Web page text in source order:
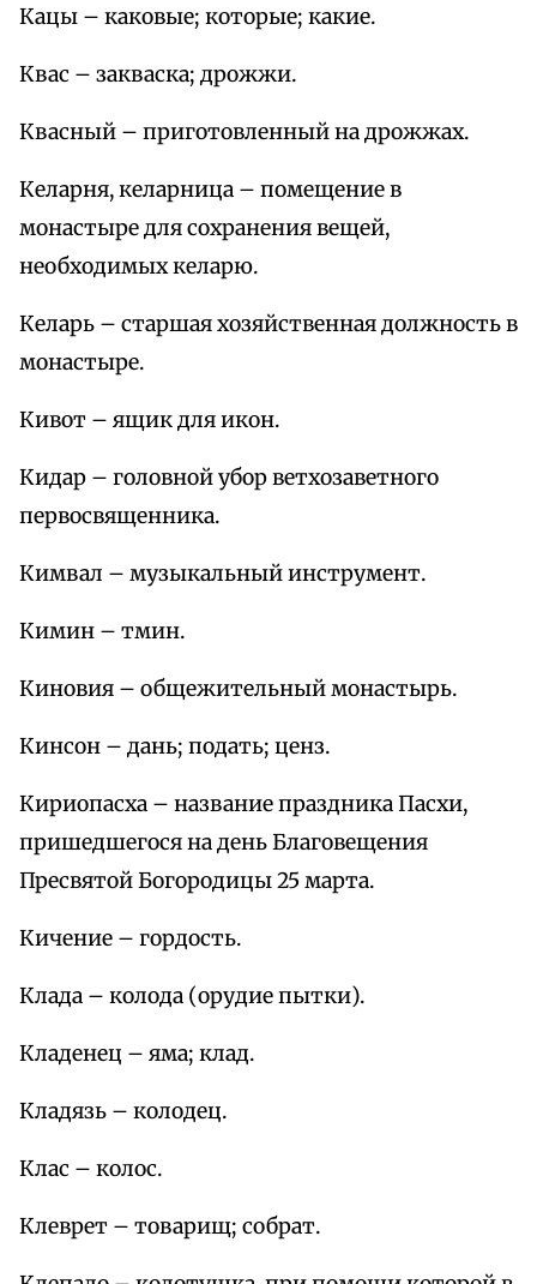
Кацы – каковые; которые; какие.
Квас – закваска; дрожжи.
Квасный – приготовленный на дрожжах.
Келарня, келарница – помещение в
монастыре для сохранения вещей,
необходимых келарю.
Келарь – старшая хозяйственная должность в
монастыре.
Кивот – ящик для икон.
Кидар – головной убор ветхозаветного
первосвященника.
Кимвал – музыкальный инструмент.
Кимин – тмин.
Киновия – общежительный монастырь.
Кинсон – дань; подать; ценз.
Кириопасха – название праздника Пасхи,
пришедшегося на день Благовещения
Пресвятой Богородицы 25 марта.
Кичение – гордость.
Клада – колода (орудие пытки).
Кладенец – яма; клад.
Кладязь – колодец.
Клас – колос.
Клеврет – товарищ; собрат.